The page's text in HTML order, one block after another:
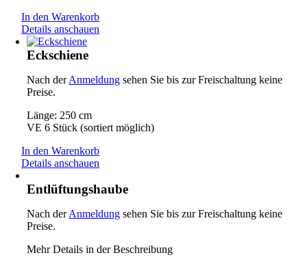
In den Warenkorb
Details anschauen
Eckschiene
Nach derAnmeldung sehen Sie bis zur Freischaltung keine
Preise.
Länge: 250 cm
VE 6 Stück (sortiert möglich)
In den Warenkorb
Details anschauen
Entlüftungshaube
Nach derAnmeldung sehen Sie bis zur Freischaltung keine
Preise.
Mehr Details in der Beschreibung